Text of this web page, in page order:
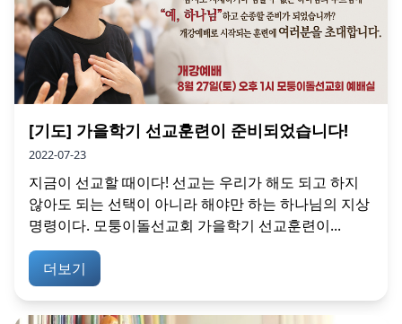
[기도] 가을학기 선교훈련이 준비되었습니다!
2022-07-23
지금이 선교할 때이다! 선교는 우리가 해도 되고 하지
않아도 되는 선택이 아니라 해야만 하는 하나님의 지상
명령이다. 모퉁이돌선교회 가을학기 선교훈련이...
더보기